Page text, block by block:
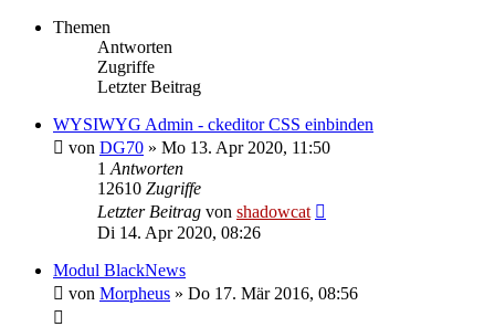
Themen
Antworten
Zugriffe
Letzter Beitrag
WYSIWYG Admin - ckeditor CSS einbinden
von DG70 » Mo 13. Apr 2020, 11:50
1 Antworten
12610 Zugriffe
Letzter Beitrag von shadowcat
Di 14. Apr 2020, 08:26
Modul BlackNews
von Morpheus » Do 17. Mär 2016, 08:56